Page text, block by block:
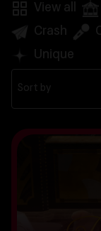
View all
Crash
Unique